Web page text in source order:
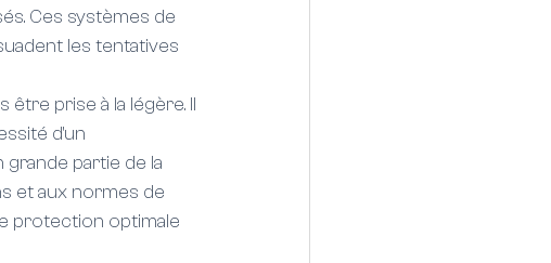
Ces systèmes de
les tentatives
prise à la légère. Il
d'un
partie de la
et aux normes de
protection optimale